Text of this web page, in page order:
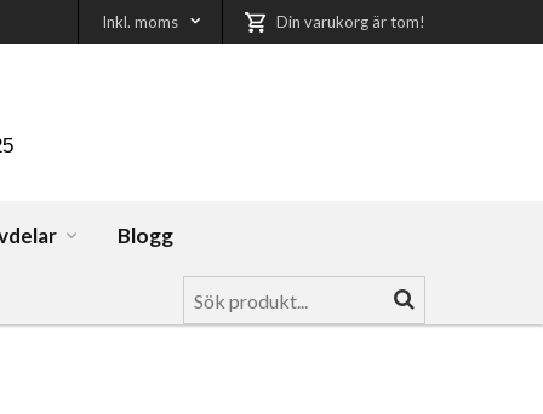
Inkl. moms Din varukorg är tom!
Blogg